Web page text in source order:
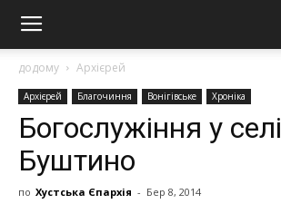
додому Архієрей
Архієрей Благочиння Вонігівське Хроніка
Богослужіння у селі
Буштино
по Хустська Єпархія - Бер 8, 2014